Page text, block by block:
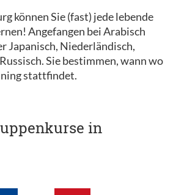
können Sie (fast) jede lebende
Angefangen bei Arabisch
Japanisch, Niederländisch,
Sie bestimmen, wann wo
stattfindet.
in